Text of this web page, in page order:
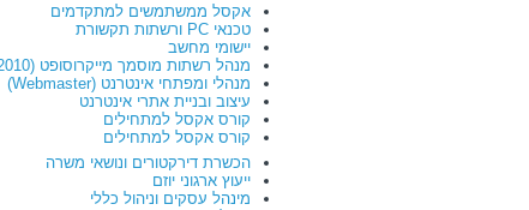
אקסל ממשתמשים למתקדמים
טכנאי PC ורשתות תקשורת
יישומי מחשב
מנהל רשתות מוסמך מייקרוסופט (MCITP 2010)
מנהלי ומפתחי אינטרנט (Webmaster)
עיצוב ובניית אתרי אינטרנט
קורס אקסל למתחילים
קורס אקסל למתחילים
הכשרת דירקטורים ונושאי משרה
ייעוץ ארגוני יוזם
מינהל עסקים וניהול כללי